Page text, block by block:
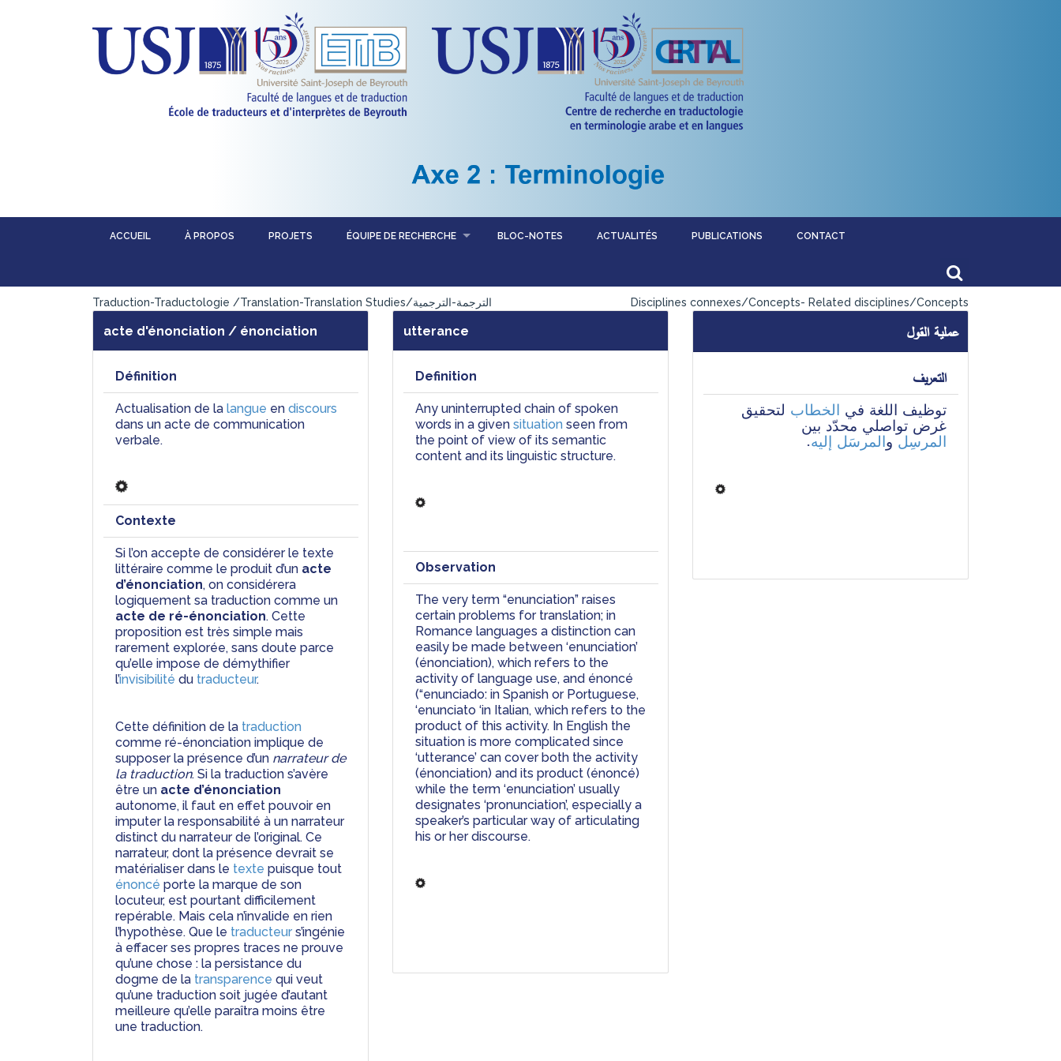
ACCUEIL À PROPOS PROJETS ÉQUIPE DE RECHERCHE BLOC-NOTES ACTUALITÉS PUBLICATIONS CONTACT
Traduction-Traductologie /Translation-Translation Studies/الترجمة-الترجمية Disciplines connexes/Concepts- Related disciplines/Concepts
acte d'énonciation / énonciation
Définition
Actualisation de la langue en discours
dans un acte de communication
verbale.
Contexte
Si l’on accepte de considérer le texte
littéraire comme le produit d’un acte
d’énonciation, on considérera
logiquement sa traduction comme un
acte de ré-énonciation. Cette
proposition est très simple mais
rarement explorée, sans doute parce
qu’elle impose de démythifier
l’invisibilité du traducteur.
Cette définition de la traduction
comme ré-énonciation implique de
supposer la présence d’un narrateur de
la traduction. Si la traduction s’avère
être un acte d’énonciation
autonome, il faut en effet pouvoir en
imputer la responsabilité à un narrateur
distinct du narrateur de l’original. Ce
narrateur, dont la présence devrait se
matérialiser dans le texte
puisque tout
énoncé porte la marque de son
locuteur, est pourtant difficilement
repérable. Mais cela n’invalide en rien
l’hypothèse. Que le traducteur s’ingénie
à effacer ses propres traces ne prouve
qu’une chose : la persistance du
dogme de la transparence qui veut
qu’une traduction soit jugée d’autant
meilleure qu’elle paraîtra moins être
une traduction.
utterance
Definition
Any uninterrupted chain of spoken
words in a given situation seen from
the point of view of its semantic
content and its linguistic structure.
Observation
The very term “enunciation” raises
certain problems for translation; in
Romance languages a distinction can
easily be made between ‘enunciation’
(énonciation), which refers to the
activity of language use, and énoncé
(“enunciado: in Spanish or Portuguese,
‘enunciato ‘in Italian, which refers to the
product of this activity. In English the
situation is more complicated since
‘utterance’ can cover both the activity
(énonciation) and its product (énoncé)
while the term ‘enunciation’ usually
designates ‘pronunciation’, especially a
speaker’s particular way of articulating
his or her discourse.
عملية القول
التعريف
توظيف اللغة في الخطاب
غرض تواصلي محدّد بين
المرسِل والمرسَل إليه.